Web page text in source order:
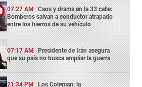
07:27 AM Caos y drama en la 33 calle:
Bomberos salvan a conductor atrapado
entre los hierros de su vehículo
07:17 AM Presidente de Irán asegura
que su país no busca ampliar la guerra
21:34 PM Los Coleman: la